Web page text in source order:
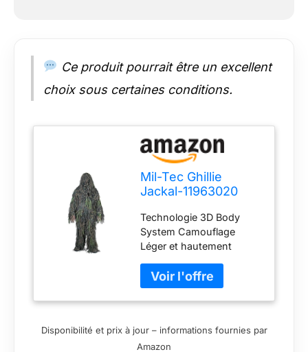
Ce produit pourrait être un excellent
choix sous certaines conditions.
Mil-Tec Ghillie
Jackal-11963020
11963020 Veste
Multicolore Taille
Unique
Technologie 3D Body
System Camouflage
Léger et hautement
ignifuge
Disponibilité et prix à jour – informations fournies par
Amazon